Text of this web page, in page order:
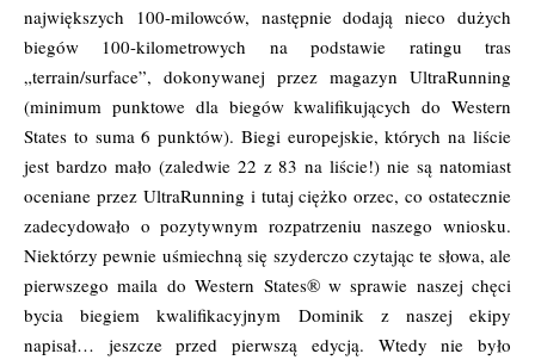
największych 100-milowców, następnie dodają nieco dużych
biegów 100-kilometrowych na podstawie ratingu tras
„terrain/surface”, dokonywanej przez magazyn UltraRunning
(minimum punktowe dla biegów kwalifikujących do Western
States to suma 6 punktów). Biegi europejskie, których na liście
jest bardzo mało (zaledwie 22 z 83 na liście!) nie są natomiast
oceniane przez UltraRunning i tutaj ciężko orzec, co ostatecznie
zadecydowało o pozytywnym rozpatrzeniu naszego wniosku.
Niektórzy pewnie uśmiechną się szyderczo czytając te słowa, ale
pierwszego maila do Western States® w sprawie naszej chęci
bycia biegiem kwalifikacyjnym Dominik z naszej ekipy
napisał… jeszcze przed pierwszą edycją. Wtedy nie było